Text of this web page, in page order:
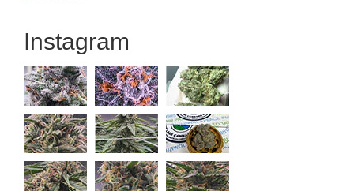
Instagram